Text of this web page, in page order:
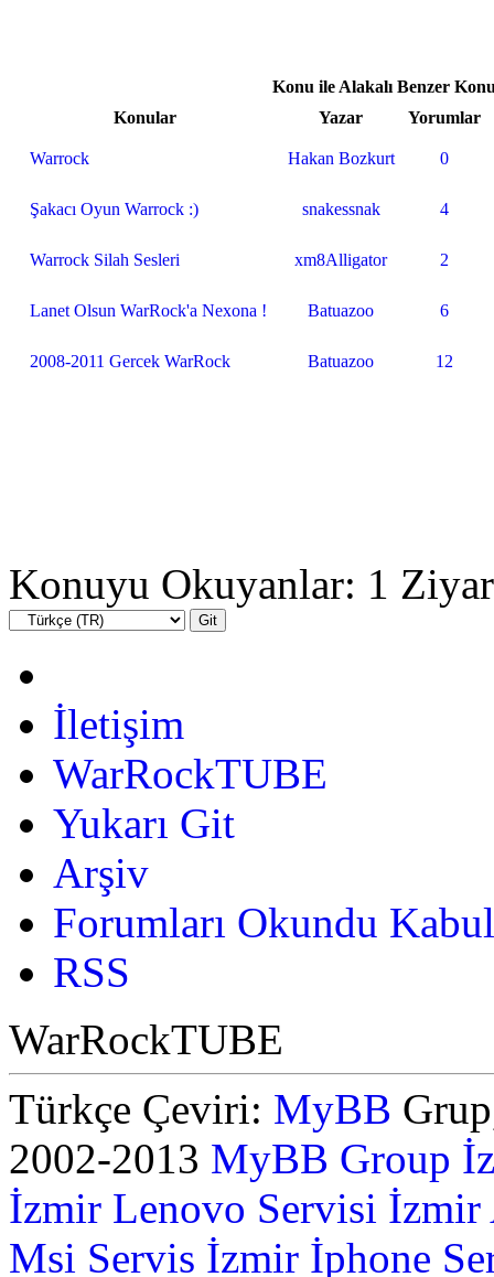
Konu ile Alakalı Benzer
Konular
Yazar Yorumlar
Warrock Hakan Bozkurt 0
Şakacı Oyun Warrock :) snakessnak 4
Warrock Silah Sesleri xm8Alligator 2
Lanet Olsun WarRock'a Nexona ! Batuazoo 6
2008-2011 Gercek WarRock Batuazoo 12
Konuyu Okuyanlar: 1
İletişim
WarRockTUBE
Yukarı Git
Arşiv
Forumları Okundu
RSS
WarRockTUBE
Türkçe Çeviri: MyBB
2002-2013 MyBB Group
İzmir Lenovo Servisi İzmir
Msi Servis İzmir İphone